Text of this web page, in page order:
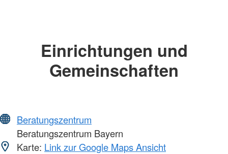
Einrichtungen und
Gemeinschaften
Beratungszentrum
Beratungszentrum Bayern
Karte: Link zur Google Maps Ansicht